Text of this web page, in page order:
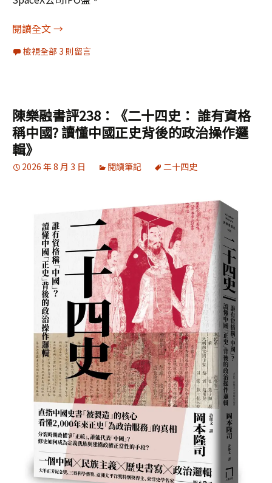
閱讀全文SpaceX上市盤解析
→
檢視全部 3 則留言
陳樂融書評238：《二十四史： 誰有資格
稱中國? 讀懂中國正史背後的政治操作邏
輯》
2026 年 8 月 3 日 閱讀筆記 二十四史